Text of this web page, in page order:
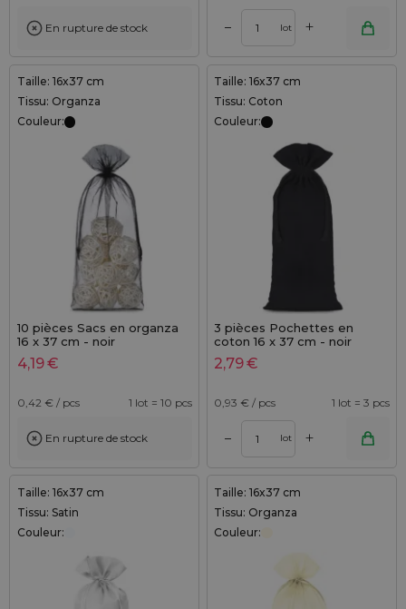
En rupture de stock – lot +
Taille: 16x37 cm
Tissu: Organza
Couleur:
10 pièces Sacs en organza
16 x 37 cm - noir
4,19€
0,42 € / pcs 1 lot = 10 pcs
En rupture de stock
Taille: 16x37 cm
Tissu: Coton
Couleur:
3 pièces Pochettes en
coton 16 x 37 cm - noir
2,79€
0,93 € / pcs 1 lot = 3 pcs
– lot +
Taille: 16x37 cm
Tissu: Satin
Couleur:
Taille: 16x37 cm
Tissu: Organza
Couleur: